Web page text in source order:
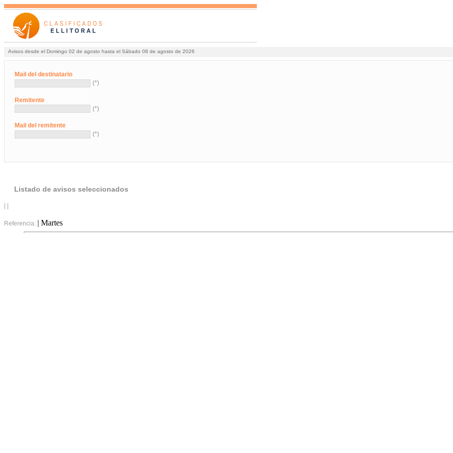
Avisos desde el Domingo 02 de agosto hasta el Sábado 08 de agosto de 2026
Mail del destinatario
(*)
Remitente
(*)
Mail del remitente
(*)
Listado de avisos seleccionados
Referencia: | Martes